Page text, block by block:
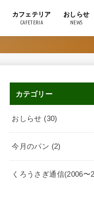
カフェテリア
CAFETERIA
おしらせ
NEWS
カテゴリー
おしらせ (30)
今月のパン (2)
くろうさぎ通信(2006〜